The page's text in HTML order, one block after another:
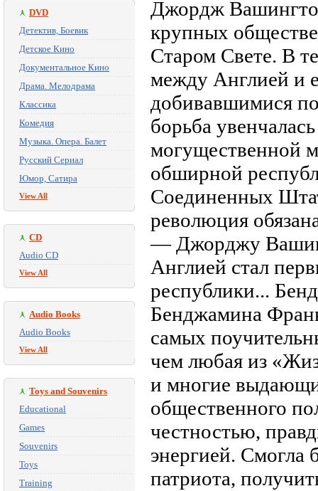
DVD
Детектив, Боевик
Детское Кино
Документальное Кино
Драма. Мелодрама
Классика
Комедия
Музыка. Опера. Балет
Русский Сериал
Юмор, Сатира
View All
CD
Audio CD
View All
Audio Books
Audio Books
View All
Toys and Souvenirs
Educational
Games
Souvenirs
Toys
Training
Джордж
крупных
Старом Свете. В
между Англией и
добивавшимися
борьба
могущественной
обширной
Соединенных
революция
— Джорджу
Англией стал
республики...
Бенджамина
самых
чем любая из
и многие
общественного
честностью,
энергией. Смогла
патриота,